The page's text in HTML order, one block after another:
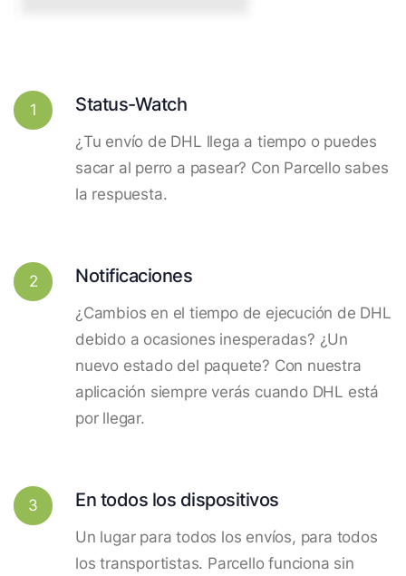
1 Status-Watch
¿Tu envío de DHL llega a tiempo o puedes
sacar al perro a pasear? Con Parcello sabes
la respuesta.
2 Notificaciones
¿Cambios en el tiempo de ejecución de DHL
debido a ocasiones inesperadas? ¿Un
nuevo estado del paquete? Con nuestra
aplicación siempre verás cuando DHL está
por llegar.
3 En todos los dispositivos
Un lugar para todos los envíos, para todos
los transportistas. Parcello funciona sin